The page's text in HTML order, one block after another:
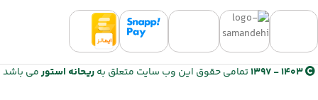
1403 - 1397 تمامی حقوق این وب سایت متعلق بهریحانه استورمی باشد